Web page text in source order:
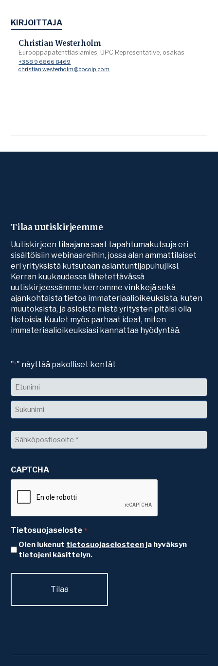
KIRJOITTAJA
Christian Westerholm
Eurooppapatenttiasiamies, UPC Representative, osakas
+358 9 6866 8469
christian.westerholm@bocoip.com
Tilaa uutiskirjeemme
Uutiskirjeen tilaajana saat tapahtumakutsuja eri
sisältöisiin webinaareihin, jossa alan ammattilaiset
eri yrityksistä kutsutaan asiantuntijapuhujiksi.
Kerran kuukaudessa lähetettävässä
uutiskirjeessämme kerromme vinkkejä sekä
ajankohtaista tietoa immateriaalioikeuksista, kuten
muutoksista, ja asioista mistä yritysten pitäisi olla
tietoisia. Kuulet myös parhaat ideat, miten
immateriaalioikeuksiasi kannattaa hyödyntää.
"*" näyttää pakolliset kentät
Nimi
Etunimi
Sähköposti
CAPTCHA
Tietosuojaseloste *
Olen lukenut tietosuojaselosteen ja hyväksyn
tietojeni käsittelyn.